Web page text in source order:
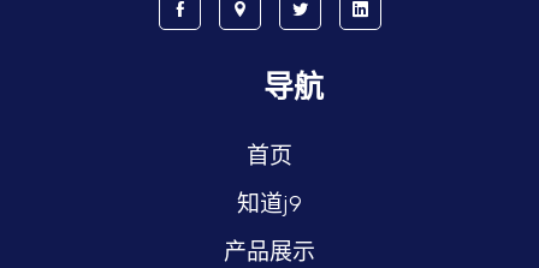
导航
首页
知道j9
产品展示